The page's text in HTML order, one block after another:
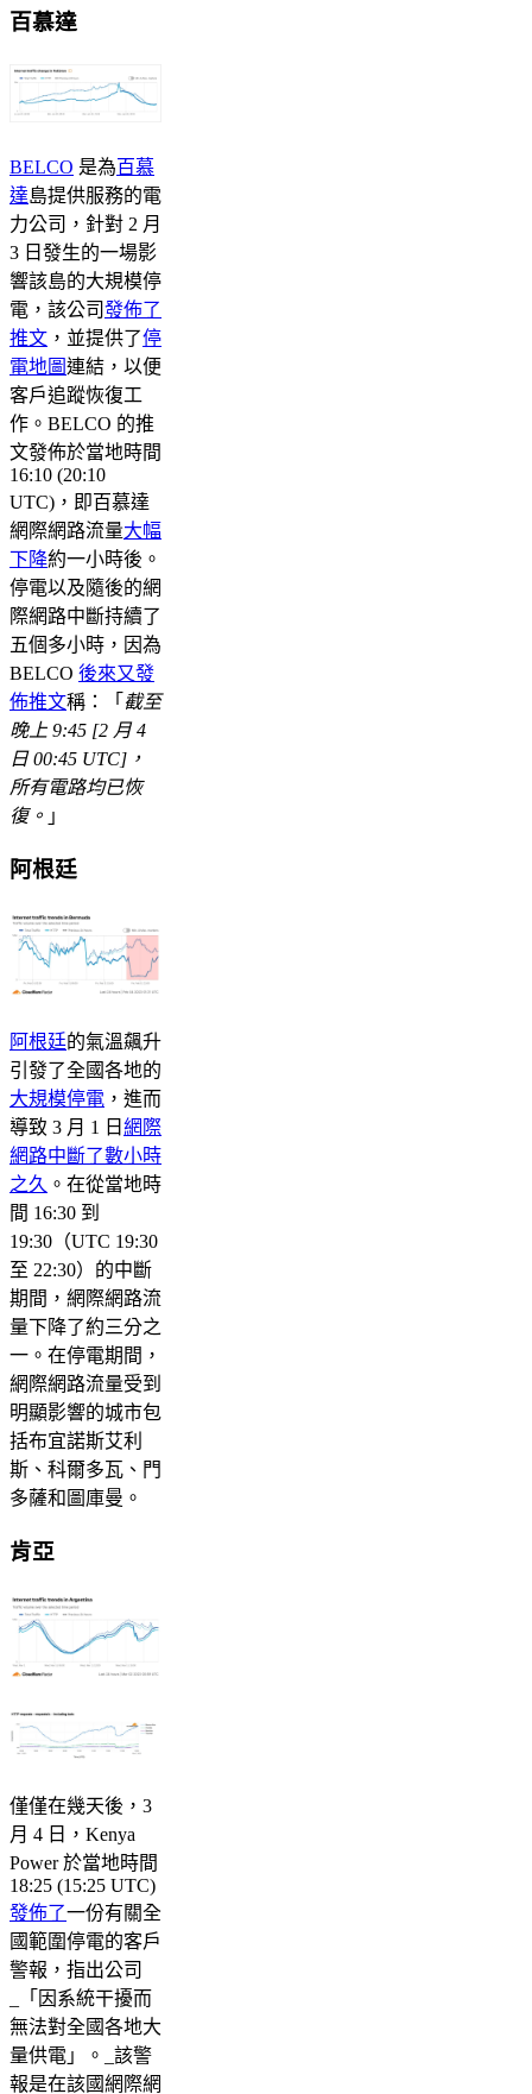
百慕達
BELCO 是為百慕
達島提供服務的電
力公司，針對 2 月
3 日發生的一場影
響該島的大規模停
電，該公司發佈了
推文 ，並提供了停
電地圖連結，以便
客戶追蹤恢復工
作。BELCO 的推
文發佈於當地時間
16:10 (20:10
UTC)，即百慕達
網際網路流量大幅
下降約一小時後。
停電以及隨後的網
際網路中斷持續了
五個多小時，因為
BELCO 後來又發
佈推文稱：「 截至
晚上 9:45 [2 月 4
日 00:45 UTC]，
所有電路均已恢
復。 」
阿根廷
阿根廷的氣溫飆升
引發了全國各地的
大規模停電 ，進而
導致 3 月 1 日 網際
網路中斷了數小時
之久 。在從當地時
間 16:30 到
19:30（UTC 19:30
至 22:30）的中斷
期間，網際網路流
量下降了約三分之
一。在停電期間，
網際網路流量受到
明顯影響的城市包
括布宜諾斯艾利
斯、科爾多瓦、門
多薩和圖庫曼。
肯亞
僅僅在幾天後，3
月 4 日，Kenya
Power 於當地時間
18:25 (15:25 UTC)
發佈了一份有關全
國範圍停電的客戶
警報，指出公司
_「因系統干擾而
無法對全國各地大
量供電」。_該警
報是在該國網際網